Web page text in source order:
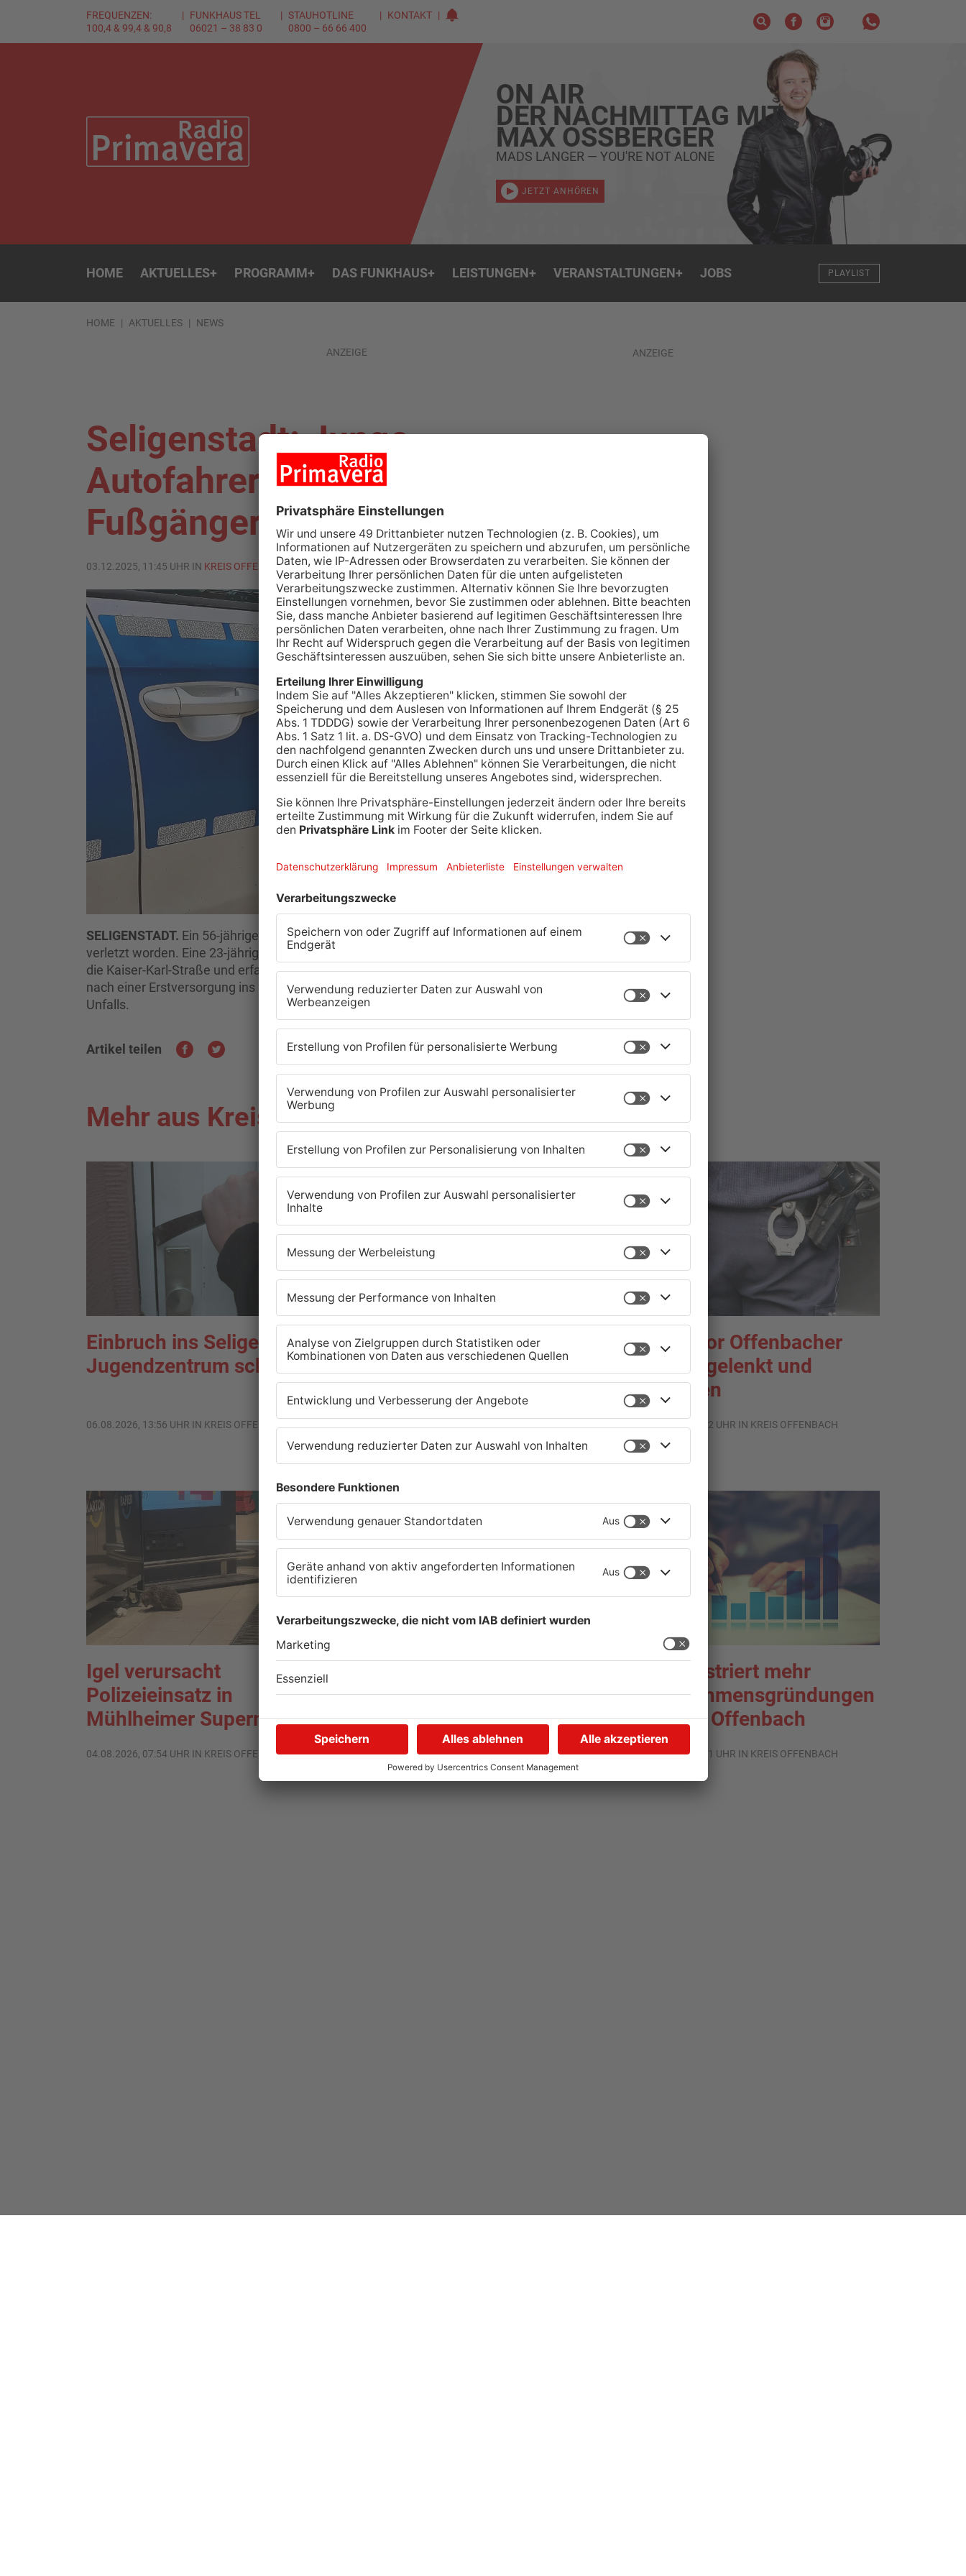
FREQUENZEN:
100,4 & 99,4 & 90,8
FUNKHAUS TEL
06021 – 38 83 0
STAUHOTLINE
0800 – 66 66 400
KONTAKT
ON AIR
DER NACHMITTAG MIT
MAX OSSBERGER
MADS LANGER — YOU'RE NOT ALONE
JETZT ANHÖREN
HOME AKTUELLES+ PROGRAMM+ DAS FUNKHAUS+ LEISTUNGEN+ VERANSTALTUNGEN+ JOBS PLAYLIST
HOME AKTUELLES NEWS
ANZEIGE
Seligenstadt: Junge
Autofahrerin übersieht
Fußgänger - schwer verletzt
03.12.2025, 11:45 UHR IN KREIS OFFENBACH
SELIGENSTADT. Ein 56-jähriger Fußgänger ist am Abend an der Einhardstraße schwer
verletzt worden. Eine 23-jährige Autofahrerin übersah den Mann offenbar beim Abbiegen in
die Kaiser-Karl-Straße und erfasste ihn mit ihrem Opel. Der Fußgänger stürzte und kam
nach einer Erstversorgung ins Krankenhaus. Die Polizei ermittelt und sucht Zeugen des
Unfalls.
Artikel teilen
ANZEIGE
Mehr aus Kreis Offenbach
Einbruch ins Seligenstädter
Jugendzentrum scheitert
06.08.2026, 13:56 UHR IN KREIS OFFENBACH
Trinkwasserbrunnen in
Obertshausen mit Keimen
belastet
06.08.2026, 06:45 UHR IN KREIS OFFENBACH
Senior vor Offenbacher
Bank abgelenkt und
bestohlen
05.08.2026, 13:42 UHR IN KREIS OFFENBACH
Igel verursacht
Polizeieinsatz in
Mühlheimer Supermarkt
04.08.2026, 07:54 UHR IN KREIS OFFENBACH
in Rodgau jetzt mehr
Geduld
04.08.2026, 06:47 UHR IN KREIS OFFENBACH
IHK registriert mehr
Unternehmensgründungen
im Kreis Offenbach
04.08.2026, 06:41 UHR IN KREIS OFFENBACH